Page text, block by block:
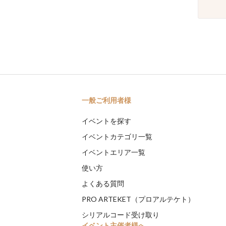
一般ご利用者様
イベントを探す
イベントカテゴリ一覧
イベントエリア一覧
使い方
よくある質問
PRO ARTEKET（プロアルテケト）
シリアルコード受け取り